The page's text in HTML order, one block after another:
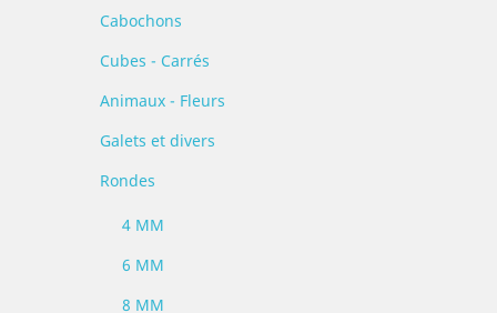
Cabochons
Cubes - Carrés
Animaux - Fleurs
Galets et divers
Rondes
4 MM
6 MM
8 MM